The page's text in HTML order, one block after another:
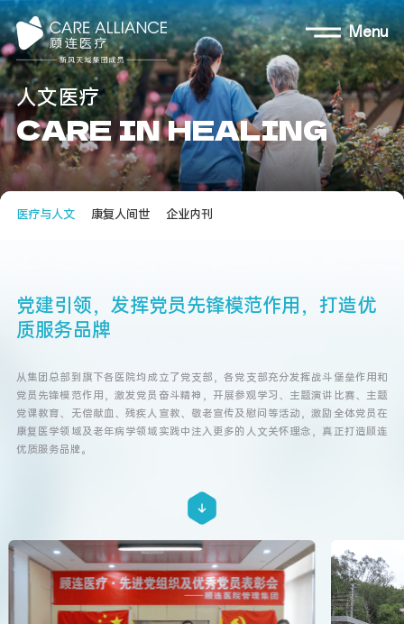
Menu
人文医疗
CAREINHEALING
医疗与人文 康复人间世 企业内刊
党建引 领， 发挥党员先锋模范作用， 打造优
质服务品牌
从集团总部到旗下各医院均成立了党支部，各党支部充分发挥战斗堡垒作用和
党员先锋模范作用，激发党员奋斗精神，开展参观学习、主题演讲比赛、主题
党课教育、无偿献血、残疾人宣教、敬老宣传及慰问等活动，激励全体党员在
康复医学领域及老年病学领域实践中注入更多的人文关怀理念，真正打造顾连
优质服务品牌。